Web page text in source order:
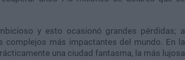
y esto ocasionó grandes pérdidas; a
complejos más impactantes del mundo. En la
una ciudad fantasma, la más lujosa